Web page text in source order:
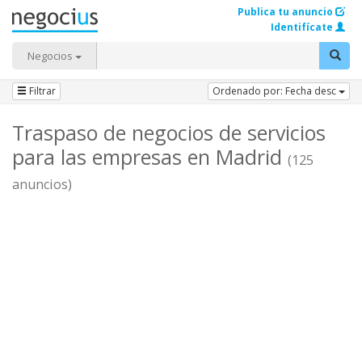
Negocios
Publica tu anuncio
Identifícate
Filtrar Ordenado por: Fecha desc
Traspaso de negocios de servicios
para las empresas en Madrid (125
anuncios)